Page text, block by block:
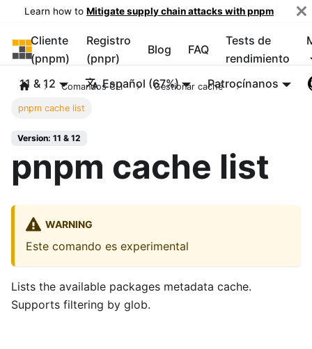
Learn how to Mitigate supply chain attacks with pnpm
pnpm
Cliente
(pnpm)
Registro
(pnpr)
Blog FAQ
Tests de
rendimiento
11 & 12 Español (67%) Patrocínanos
Comandos CLI Gestionar caché
pnpm cache list
Version: 11 & 12
pnpm cache list
WARNING
Este comando es experimental
Lists the available packages metadata cache.
Supports filtering by glob.